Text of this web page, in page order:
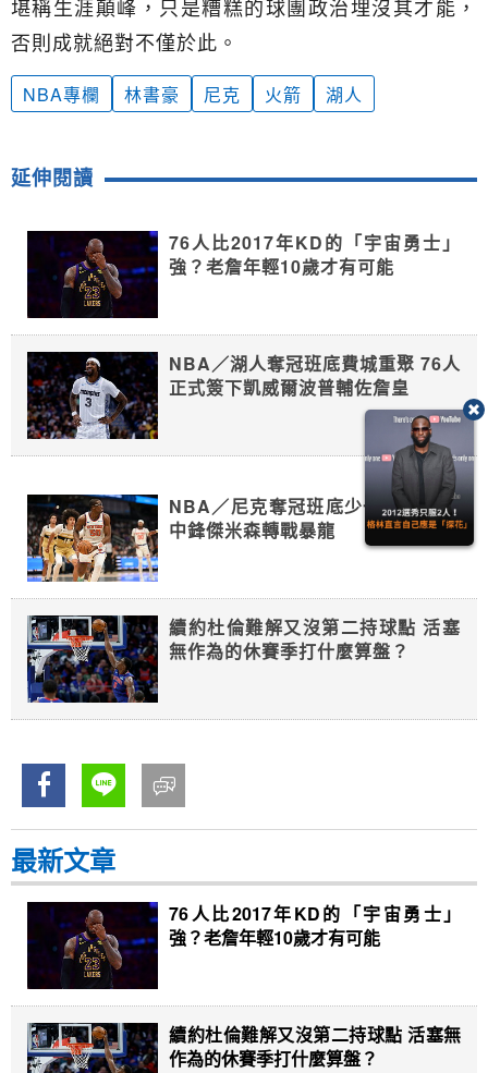
堪稱生涯顛峰，只是糟糕的球團政治埋沒其才能，
否則成就絕對不僅於此。
NBA專欄 林書豪 尼克 火箭 湖人
延伸閱讀
76人比2017年KD的「宇宙勇士」
強？老詹年輕10歲才有可能
NBA／湖人奪冠班底費城重聚 76人
正式簽下凱威爾波普輔佐詹皇
NBA／尼克奪冠班底少一人！26歲
中鋒傑米森轉戰暴龍
續約杜倫難解又沒第二持球點 活塞
無作為的休賽季打什麼算盤？
最新文章
76人比2017年KD的「宇宙勇士」
強？老詹年輕10歲才有可能
續約杜倫難解又沒第二持球點 活塞無
作為的休賽季打什麼算盤？